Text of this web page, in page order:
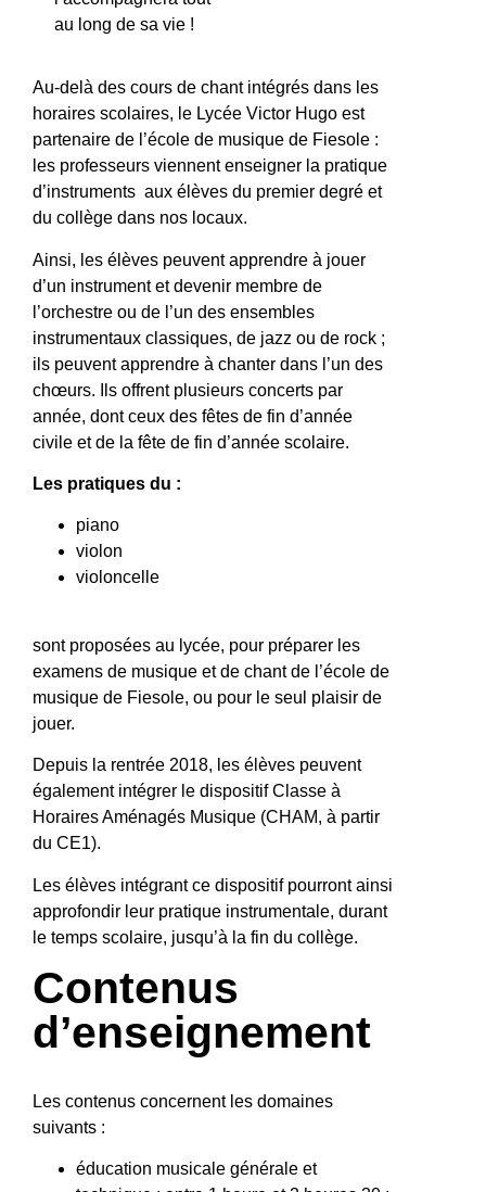
au long de sa vie !
Au-delà des cours de chant intégrés dans les
horaires scolaires, le Lycée Victor Hugo est
partenaire de l’école de musique de Fiesole :
les professeurs viennent enseigner la pratique
d’instruments aux élèves du premier degré et
du collège dans nos locaux.
Ainsi, les élèves peuvent apprendre à jouer
d’un instrument et devenir membre de
l’orchestre ou de l’un des ensembles
instrumentaux classiques, de jazz ou de rock ;
ils peuvent apprendre à chanter dans l’un des
chœurs. Ils offrent plusieurs concerts par
année, dont ceux des fêtes de fin d’année
civile et de la fête de fin d’année scolaire.
Les pratiques du :
piano
violon
violoncelle
sont proposées au lycée, pour préparer les
examens de musique et de chant de l’école de
musique de Fiesole, ou pour le seul plaisir de
jouer.
Depuis la rentrée 2018, les élèves peuvent
également intégrer le dispositif Classe à
Horaires Aménagés Musique (CHAM, à partir
du CE1).
Les élèves intégrant ce dispositif pourront ainsi
approfondir leur pratique instrumentale, durant
le temps scolaire, jusqu’à la fin du collège.
Contenus
d’enseignement
Les contenus concernent les domaines
suivants :
éducation musicale générale et